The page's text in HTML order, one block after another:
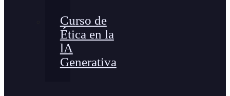
Curso de
Ética en la
lA
Generativa